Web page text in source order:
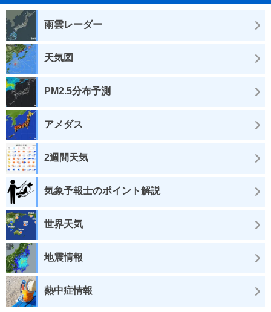
雨雲レーダー
天気図
PM2.5分布予測
アメダス
2週間天気
気象予報士のポイント解説
世界天気
地震情報
熱中症情報